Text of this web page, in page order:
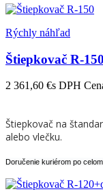
Rýchly náhľad
Štiepkovač R-150
2 361,60 €s DPH
Štiepkovač na
alebo vlečku.
Doručenie kuriérom po